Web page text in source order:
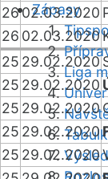
Zápasy
Liga
2602.03.2020
26 02.03.2020
25 29.02.2020
25 29.02.2020
25 29.02.2020
25 29.02.2020
25 29.02.2020